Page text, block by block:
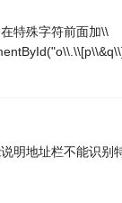
特殊字符前面加\\
明地址栏不能识别